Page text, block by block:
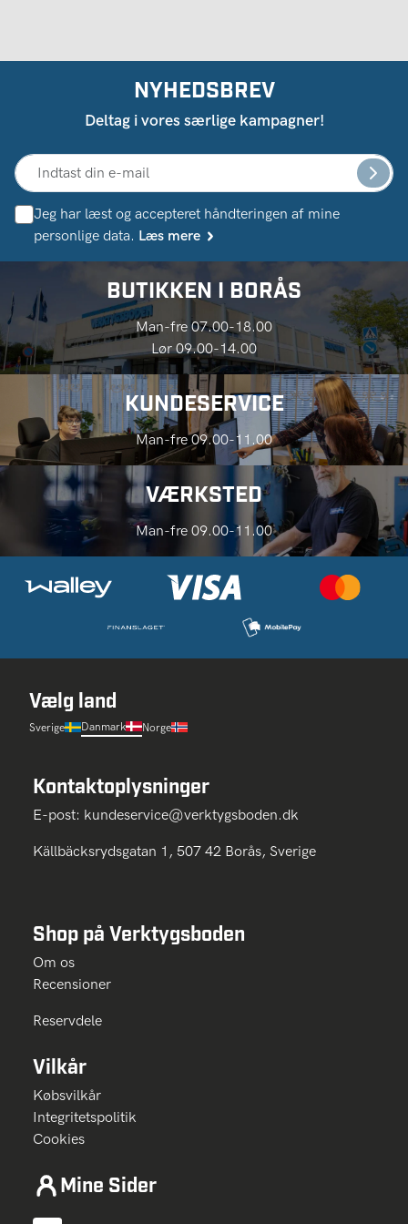
NYHEDSBREV
Deltag i vores særlige kampagner!
Jeg har læst og accepteret håndteringen af ​​mine
personlige data. Læs mere
BUTIKKEN I BORÅS
Man-fre 07.00-18.00
Lør 09.00-14.00
KUNDESERVICE
Man-fre 09.00-11.00
VÆRKSTED
Man-fre 09.00-11.00
Vælg land
Sverige Danmark Norge
Kontaktoplysninger
E-post: kundeservice@verktygsboden.dk
Källbäcksrydsgatan 1, 507 42 Borås, Sverige
Shop på Verktygsboden
Om os
Recensioner
Reservdele
Vilkår
Købsvilkår
Integritetspolitik
Cookies
Mine Sider